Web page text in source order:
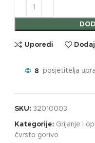
Uporedi
8 posjetitelja
SKU: 32010003
Kategorije: Grijanje i
čvrsto gorivo